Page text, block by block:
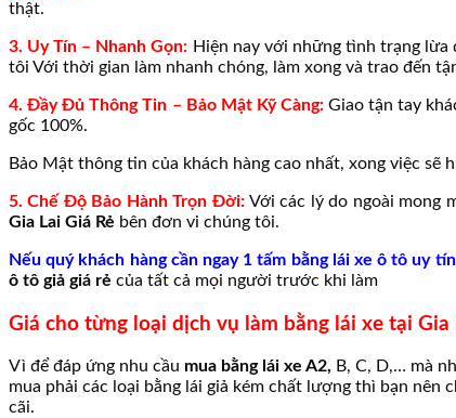
thật.
3. Uy Tín – Nhanh Gọn: Hiện nay với những tình trạng lừa
tôi Với thời gian làm nhanh chóng, làm xong và trao đến
4. Đầy Đủ Thông Tin – Bảo Mật Kỹ Càng:Giao tận tay
gốc 100%.
Bảo Mật thông tin của khách hàng cao nhất, xong việc
5. Chế Độ Bảo Hành Trọn Đời: Với các lý do ngoài mong
Gia Lai Giá Rẻ bên đơn vi chúng tôi.
Nếu quý khách hàng cần ngay 1 tấm bằng lái xe ô tô uy
ô tô giả giá rẻ của tất cả mọi người trước khi làm
Giá cho từng loại dịch vụ làm bằng lái xe tại Gia
Vì để đáp ứng nhu cầu mua bằng lái xe A2, B, C, D,… mà
mua phải các loại bằng lái giả kém chất lượng thì bạn nên
cãi.